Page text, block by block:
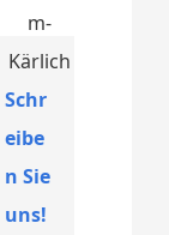
Schr
eibe
n Sie
uns!